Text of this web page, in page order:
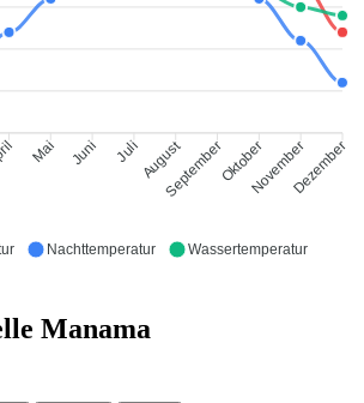
Mai Juni Juli AugustSeptemberOktoberNovemberDezember
Nachttemperatur Wassertemperatur
Manama